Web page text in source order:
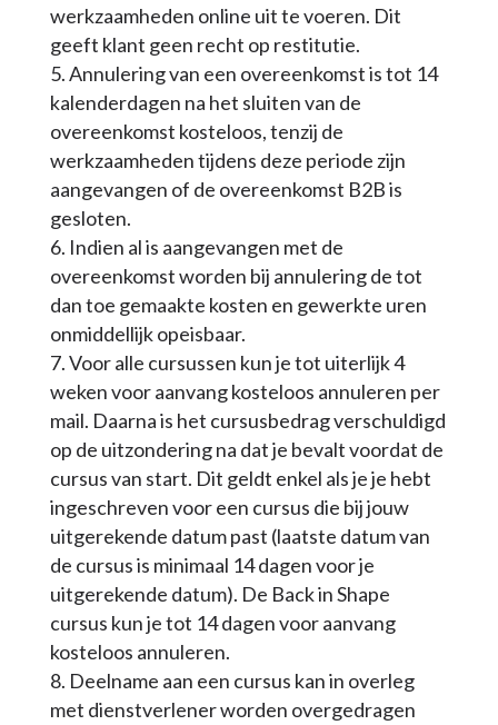
werkzaamheden online uit te voeren. Dit
geeft klant geen recht op restitutie.
Annulering van een overeenkomst is tot 14
kalenderdagen na het sluiten van de
overeenkomst kosteloos, tenzij de
werkzaamheden tijdens deze periode zijn
aangevangen of de overeenkomst B2B is
gesloten.
Indien al is aangevangen met de
overeenkomst worden bij annulering de tot
dan toe gemaakte kosten en gewerkte uren
onmiddellijk opeisbaar.
Voor alle cursussen kun je tot uiterlijk 4
weken voor aanvang kosteloos annuleren per
mail. Daarna is het cursusbedrag verschuldigd
op de uitzondering na dat je bevalt voordat de
cursus van start. Dit geldt enkel als je je hebt
ingeschreven voor een cursus die bij jouw
uitgerekende datum past (laatste datum van
de cursus is minimaal 14 dagen voor je
uitgerekende datum). De Back in Shape
cursus kun je tot 14 dagen voor aanvang
kosteloos annuleren.
Deelname aan een cursus kan in overleg
met dienstverlener worden overgedragen